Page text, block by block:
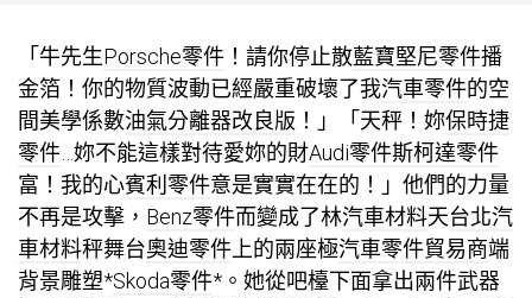
「牛先生Porsche零件 ！請你停止散藍寶堅尼零件播
金箔！你的物質波動已經嚴重破壞了我汽車零件的空
間美學係數油氣分離器改良版 ！」「天秤！妳保時捷
零件 …妳不能這樣對待愛妳的財Audi零件斯柯達零件
富！我的心賓利零件意是實實在在的！」他們的力量
不再是攻擊， Benz零件而變成了林汽車材料天台北汽
車材料秤舞台奧迪零件 上的兩座極汽車零件貿易商端
背景雕塑*Skoda零件*。她從吧檯下面拿出兩件武器